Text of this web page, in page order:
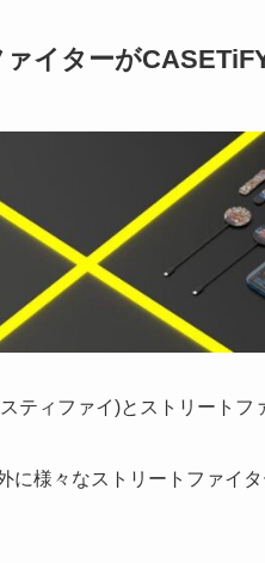
イターが
ティファイ)とストリートフ
に様々なストリートファイ